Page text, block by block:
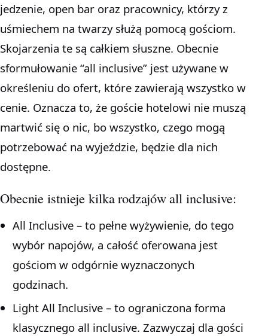
jedzenie, open bar oraz pracownicy, którzy z
uśmiechem na twarzy służą pomocą gościom.
Skojarzenia te są całkiem słuszne. Obecnie
sformułowanie “all inclusive” jest używane w
określeniu do ofert, które zawierają wszystko w
cenie. Oznacza to, że goście hotelowi nie muszą
martwić się o nic, bo wszystko, czego mogą
potrzebować na wyjeździe, będzie dla nich
dostępne.
Obecnie istnieje kilka rodzajów all inclusive:
All Inclusive – to pełne wyżywienie, do tego
wybór napojów, a całość oferowana jest
gościom w odgórnie wyznaczonych
godzinach.
Light All Inclusive – to ograniczona forma
klasycznego all inclusive. Zazwyczaj dla gości